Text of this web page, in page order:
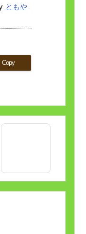
ともや
Copy